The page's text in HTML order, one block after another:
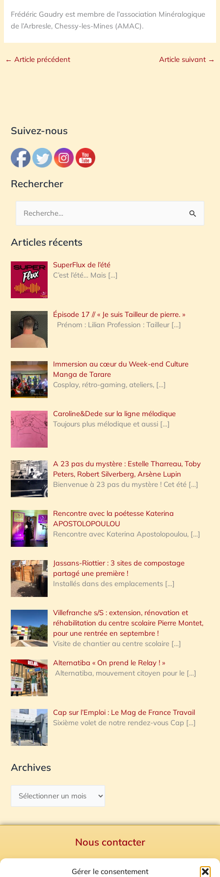
Gérer le consentement
Frédéric Gaudry est membre de l’association Minéralogique
de l’Arbresle, Chessy-les-Mines (AMAC).
← Article précédent Article suivant →
Suivez-nous
Rechercher
c
e
r
c
h
e
:
Articles récents
SuperFlux de l’été
C’est l’été… Mais […]
Épisode 17 // « Je suis Tailleur de pierre. »
Prénom : Lilian Profession : Tailleur […]
Immersion au cœur du Week-end Culture
Manga de Tarare
Cosplay, rétro-gaming, ateliers, […]
Caroline&Dede sur la ligne mélodique
Toujours plus mélodique et aussi […]
A 23 pas du mystère : Estelle Tharreau, Toby
Peters, Robert Silverberg, Arsène Lupin
Bienvenue à 23 pas du mystère ! Cet été […]
Rencontre avec la poétesse Katerina
APOSTOLOPOULOU
Rencontre avec Katerina Apostolopoulou, […]
Jassans-Riottier : 3 sites de compostage
partagé une première !
Installés dans des emplacements […]
Villefranche s/S : extension, rénovation et
réhabilitation du centre scolaire Pierre Montet,
pour une rentrée en septembre !
Visite de chantier au centre scolaire […]
Alternatiba « On prend le Relay ! »
Alternatiba, mouvement citoyen pour le […]
Cap sur l’Emploi : Le Mag de France Travail
Sixième volet de notre rendez-vous Cap […]
Archives
Nous contacter